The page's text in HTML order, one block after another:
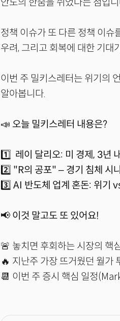
정책 이슈가 또 다른 정책 이슈
우려, 그리고 회복에 대한 기대
이번 주 밀키스레터는 위기의
알아봅니다.
📣 오늘 밀키스레터 내용은?
1️⃣ 레이 달리오: 미 경제, 3년
2️⃣ "R의 공포" – 경기 침체 시
3️⃣ AI 반도체 업계 혼돈: 위기
📢 이것 말고도 또 있어요!
🚨 놓치면 후회하는 시장의 핵
🔥 지난주 가장 뜨거웠던 월가
📆 이번 주 증시 핵심 일정